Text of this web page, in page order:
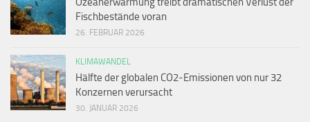
Fischbestände voran
26. FEBRUAR 2026
KLIMAWANDEL
Hälfte der globalen CO2-Emissionen von nur 32
Konzernen verursacht
30. JANUAR 2026